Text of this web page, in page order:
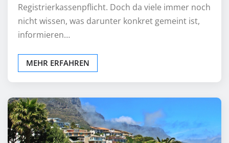
Registrierkassenpflicht. Doch da viele immer noch
nicht wissen, was darunter konkret gemeint ist,
informieren…
MEHR ERFAHREN